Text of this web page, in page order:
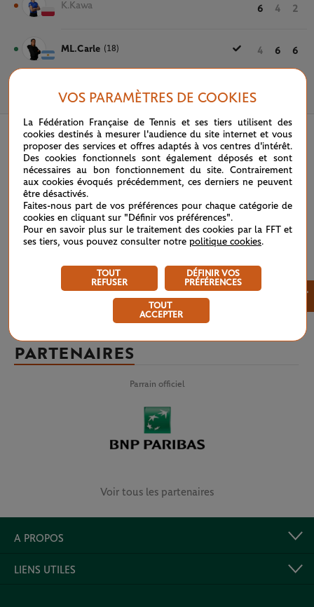
K.Kawa 6 4 2
ML.Carle (18) 4 6 6
22 MAI 2025
PARTENAIRES
Parrain officiel
Voir tous les partenaires
A PROPOS
LIENS UTILES
VOS PARAMÈTRES DE COOKIES
La Fédération Française de Tennis et ses tiers utilisent des
cookies destinés à mesurer l'audience du site internet et vous
proposer des services et offres adaptés à vos centres d'intérêt.
Des cookies fonctionnels sont également déposés et sont
nécessaires au bon fonctionnement du site. Contrairement
aux cookies évoqués précédemment, ces derniers ne peuvent
être désactivés.
Faites-nous part de vos préférences pour chaque catégorie de
cookies en cliquant sur "Définir vos préférences".
Pour en savoir plus sur le traitement des cookies par la FFT et
ses tiers, vous pouvez consulter notre politique cookies.
TOUT
REFUSER
DÉFINIR VOS
PRÉFÉRENCES
TOUT
ACCEPTER